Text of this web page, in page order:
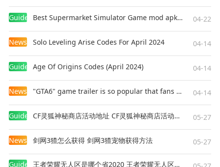
Guides Best Supermarket Simulator Game mod apk for Android 04-22
News Solo Leveling Arise Codes For April 2024 04-14
Guides Age Of Origins Codes (April 2024) 04-14
News "GTA6" game trailer is so popular that fans make and release a real-life version 04-14
Guides CF灵狐神秘商店活动地址 CF灵狐神秘商店活动网址 05-27
News 剑网3猹怎么获得 剑网3猹宠物获得方法 05-27
Guides 王者荣耀无人区是哪个省2020 王者荣耀无人区在哪些地方